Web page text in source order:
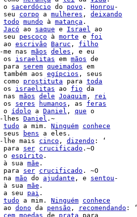
o sacerdócio do povo . Honrou -
seu corpo a mulheres , deixando
todo mundo à matança .
Jacó ao saque e Israel ao
seu pescoço à morte e foi
ao escrivão Baruc , filho
-me nas mãos deles , e eu
os israelitas em mãos de
para serem queimados em
também aos egípcios
como prostituta para toda
os israelitas ao fio da
nas mãos dele Joaquim ,
rei
os seres humanos , as feras
o ídolo a Daniel , que o
-lhes Daniel .~
tudo a mim. Ninguém conhece
seus bens a eles.
-lhe mais cinco , dizendo : ‘
para ser crucificado
o espírito .
à sua mãe .
para ser crucificado . ~O
na mão do ajudante , e sentou -
à sua mãe .
a seu pai .
tudo a mim. Ninguém conhece
ao dono da pensão , recomendando : ‘
cem moedas de prata para